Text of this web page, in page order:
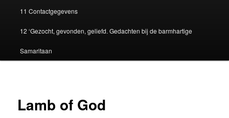
11 Contactgegevens
12 ‘Gezocht, gevonden, geliefd. Gedachten bij de barmhartige
Samaritaan
Lamb of God